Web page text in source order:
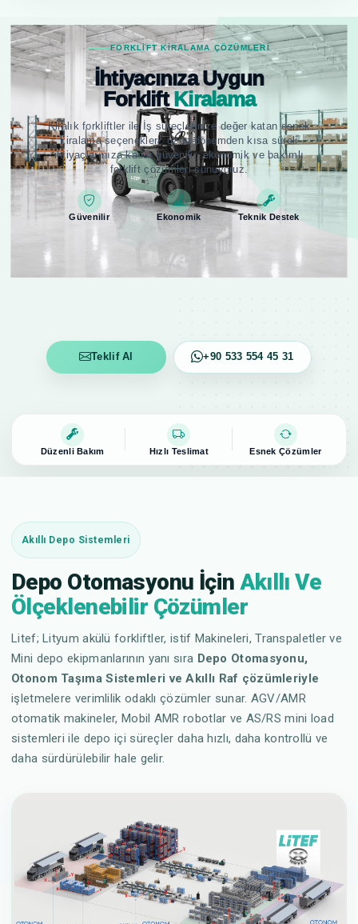
FORKLIFT KIRALAMA ÇÖZÜMLERI
İhtiyacınıza Uygun
ForkliftKiralama
Kiralık forkliftler ile İş süreçlerinize değer katan esnek
kiralama seçenekleri; uzun dönemden kısa süreli
ihtiyaçlarınıza kadar güvenilir, ekonomik ve bakımlı
forklift çözümleri sunuyoruz.
Güvenilir Ekonomik Teknik Destek
Teklif Al +90 533 554 45 31
Düzenli Bakım Hızlı Teslimat Esnek Çözümler
Akıllı Depo Sistemleri
Depo Otomasyonu İçin Akıllı Ve
Ölçeklenebilir Çözümler
Litef; Lityum akülü forkliftler, istif Makineleri, Transpaletler ve
Mini depo ekipmanlarının yanı sıra Depo Otomasyonu,
Otonom Taşıma Sistemleri ve Akıllı Raf çözümleriyle
işletmelere verimlilik odaklı çözümler sunar. AGV/AMR
otomatik makineler, Mobil AMR robotlar ve AS/RS mini load
sistemleri ile depo içi süreçler daha hızlı, daha kontrollü ve
daha sürdürülebilir hale gelir.